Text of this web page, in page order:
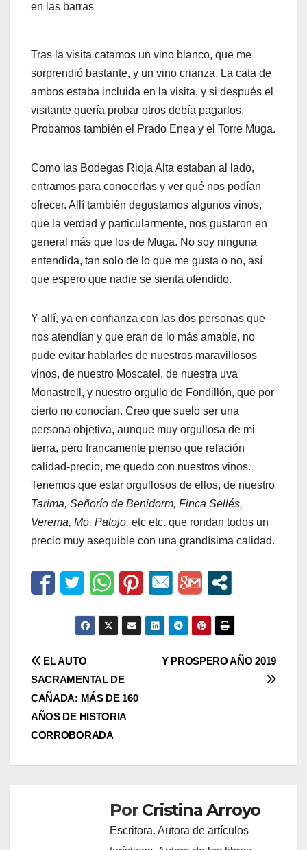
en las barras
Tras la visita catamos un vino blanco, que me
sorprendió bastante, y un vino crianza. La cata de
ambos estaba incluida en la visita, y si después el
visitante quería probar otros debía pagarlos.
Probamos también el Prado Enea y el Torre Muga.
Como las Bodegas Rioja Alta estaban al lado,
entramos para conocerlas y ver qué nos podían
ofrecer. Allí también degustamos algunos vinos,
que la verdad y particularmente, nos gustaron en
general más que los de Muga. No soy ninguna
entendida, tan solo de lo que me gusta o no, así
que espero que nadie se sienta ofendido.
Y allí, ya en confianza con las dos personas que
nos atendían y que eran de lo más amable, no
pude evitar hablarles de nuestros maravillosos
vinos, de nuestro Moscatel, de nuestra uva
Monastrell, y nuestro orgullo de Fondillón, que por
cierto no conocían. Creo que suelo ser una
persona objetiva, aunque muy orgullosa de mi
tierra, pero francamente pienso que relación
calidad-precio, me quedo con nuestros vinos.
Tenemos que estar orgullosos de ellos, de nuestro
Tarima, Señorío de Benidorm, Finca Sellés,
Verema, Mo, Patojo, etc etc. que rondan todos un
precio muy asequible con una grandísima calidad.
Navegación
de
entradas
Y PROSPERO AÑO 2019
EL AUTO
SACRAMENTAL DE
CAÑADA: MÁS DE 160
AÑOS DE HISTORIA
CORROBORADA
Por Cristina Arroyo
Escritora. Autora de artículos